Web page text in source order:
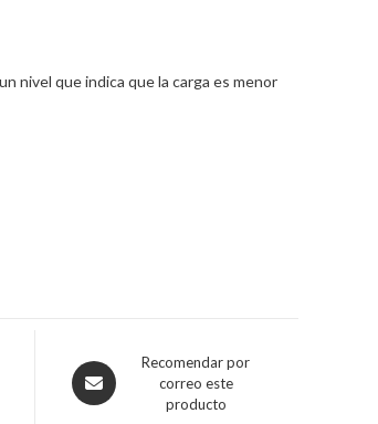
nivel que indica que la carga es menor
Recomendar por
correo este
producto